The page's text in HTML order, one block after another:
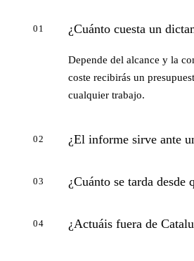
01 ¿Cuánto cuesta un
Depende del alcance y la
coste recibirás un
cualquier trabajo.
02 ¿El informe sirve ante
03 ¿Cuánto se tarda desde
04 ¿Actuáis fuera de